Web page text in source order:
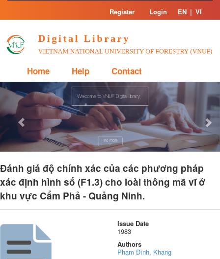
Skip
Register Login EN | VI
Home Help Contact
Previous
Đánh giá độ chính xác của các phương pháp
xác định hình số (F1.3) cho loài thông mã vĩ ở
khu vực Cẩm Phả - Quảng Ninh.
Issue Date
1983
Authors
Phạm Đình, Khang